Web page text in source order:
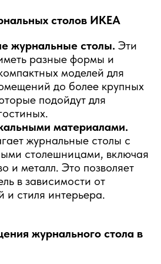
столов ИКЕА
журнальные столы. Эти
разные формы и
моделей для
до более крупных
подойдут для
материалами.
журнальные столы с
столешницами, включая
и металл. Это позволяет
в зависимости от
и стиля интерьера.
журнального стола в